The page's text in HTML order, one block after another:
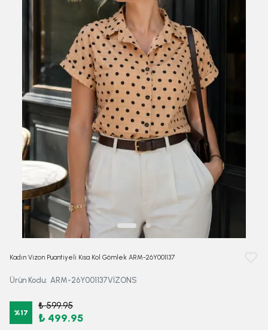
Kadın Vizon Puantiyeli Kısa Kol Gömlek ARM-26Y001137
Ürün Kodu: ARM-26Y001137VİZONS
%17
₺ 599.95
₺ 499.95